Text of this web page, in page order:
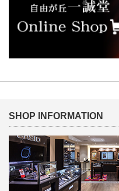
SHOP INFORMATION